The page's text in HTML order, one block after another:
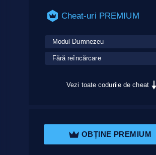
Cheat-uri PREMIUM
Modul Dumnezeu
Fără reîncărcare
Vezi toate codurile de cheat
OBȚINE PREMIUM